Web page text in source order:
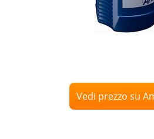
Vedi prezzo su